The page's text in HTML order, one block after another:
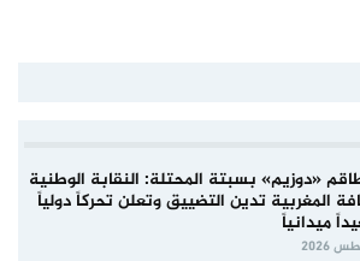
«دوزيم» بسبتة المحتلة: النقابة الوطنية
المغربية تدين التضييق وتعلن تحركاً دولياً
ميدانياً